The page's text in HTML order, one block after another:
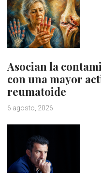
Asocian la
con una mayor
reumatoide
6 agosto, 2026